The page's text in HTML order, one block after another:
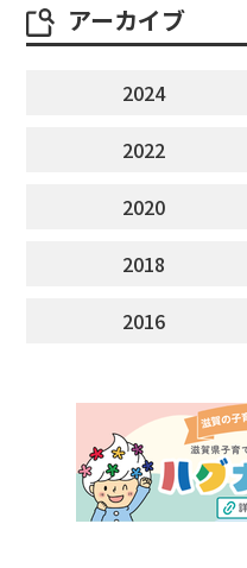
アーカイブ
2024
2022
2020
2018
2016